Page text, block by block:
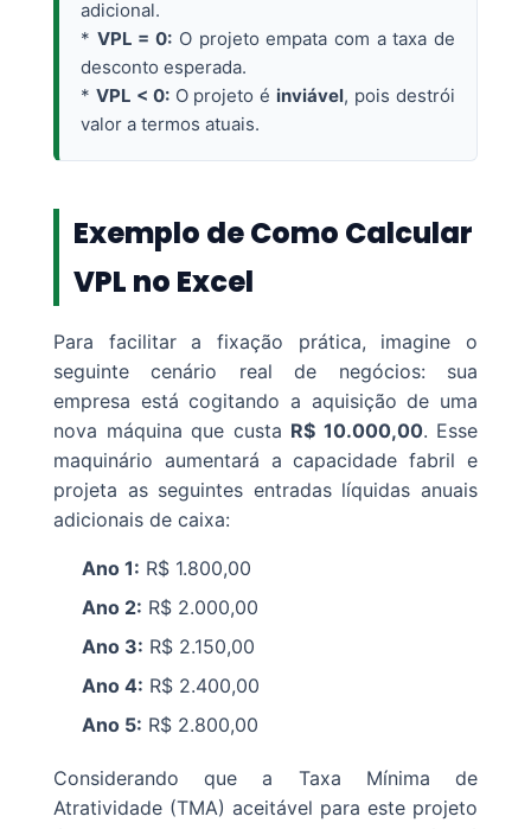
adicional.
* VPL = 0: O projeto empata com a taxa de
desconto esperada.
* VPL < 0:O projeto é inviável, pois destrói
valor a termos atuais.
Exemplo de Como Calcular
VPL no Excel
Para facilitar a fixação prática, imagine o
seguinte cenário real de negócios: sua
empresa está cogitando a aquisição de uma
nova máquina que custa R$ 10.000,00. Esse
maquinário aumentará a capacidade fabril e
projeta as seguintes entradas líquidas anuais
adicionais de caixa:
Ano 1: R$ 1.800,00
Ano 2: R$ 2.000,00
Ano 3: R$ 2.150,00
Ano 4: R$ 2.400,00
Ano 5: R$ 2.800,00
Considerando que a Taxa Mínima de
Atratividade (TMA) aceitável para este projeto